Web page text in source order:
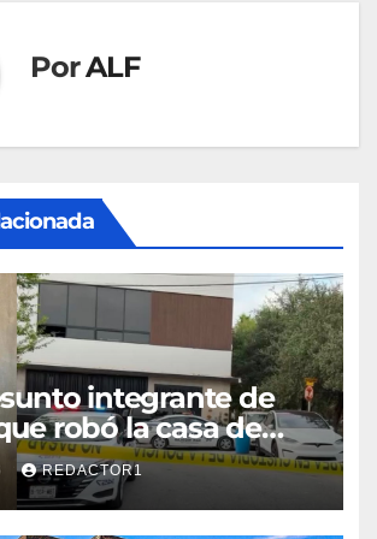
PorALF
integrante de
robó la casa de
REDACTOR1